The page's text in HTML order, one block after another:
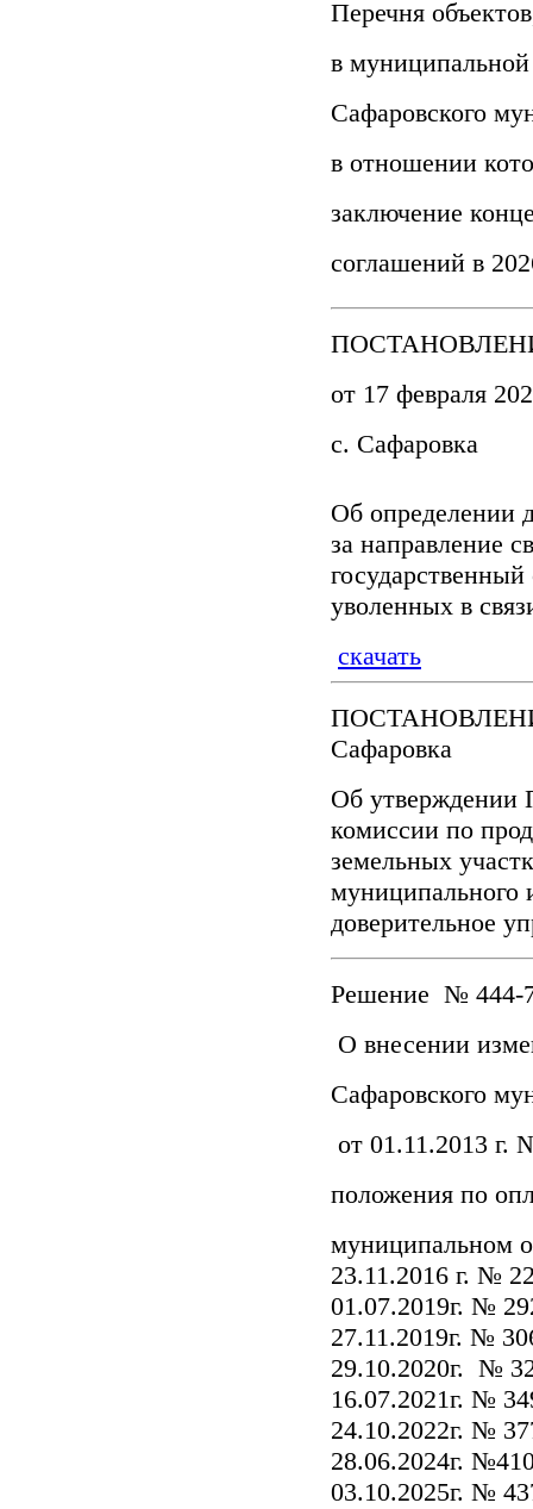
Перечня
в муниципальной
Сафаровского
в отношении
заключение
соглашений в
от 17 февраля
с. Сафаровка
Об определении
за направление
уволенных в
скачать
Сафаровка
Об утверждении
комиссии по
земельных
муниципального
доверительное
Решение № 444-
О внесении
Сафаровского
от 01.11.2013 г.
положения по
муниципальном
23.11.2016 г. №
01.07.2019г. №
27.11.2019г. №
29.10.2020г. №
16.07.2021г. №
24.10.2022г. №
28.06.2024г.
03.10.2025г. №